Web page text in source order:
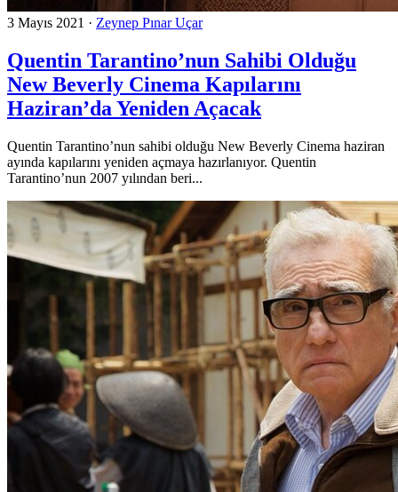
3 Mayıs 2021 · Zeynep Pınar Uçar
Quentin Tarantino’nun Sahibi Olduğu
New Beverly Cinema Kapılarını
Haziran’da Yeniden Açacak
Quentin Tarantino’nun sahibi olduğu New Beverly Cinema haziran
ayında kapılarını yeniden açmaya hazırlanıyor. Quentin
Tarantino’nun 2007 yılından beri...